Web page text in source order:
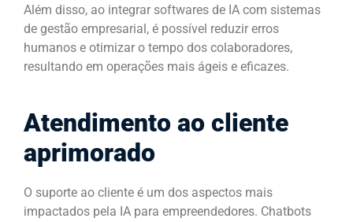
Além disso, ao integrar softwares de IA com sistemas
de gestão empresarial, é possível reduzir erros
humanos e otimizar o tempo dos colaboradores,
resultando em operações mais ágeis e eficazes.
Atendimento ao cliente
aprimorado
O suporte ao cliente é um dos aspectos mais
impactados pela IA para empreendedores. Chatbots